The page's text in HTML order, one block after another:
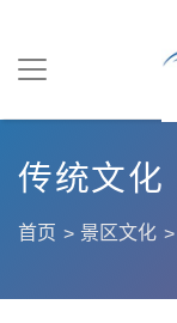
传统文化
首页 景区文化